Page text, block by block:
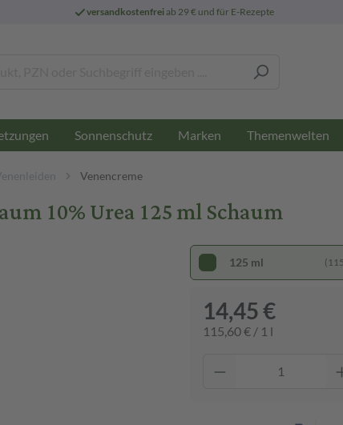
versandkostenfreiab 29 € und für E-Rezepte
Sonnenschutz Marken Themenwelten
Venencreme
10% Urea 125 ml Schaum
125 ml
14,45 €
115,60 € / 1 l